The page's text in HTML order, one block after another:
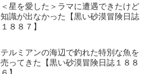
＜星を愛した＞ラマに遭遇できたけど
知識が出なかった【黒い砂漠冒険日誌
１８８７】
テルミアンの海辺で釣れた特別な魚を
売ってきた【黒い砂漠冒険日誌１８８